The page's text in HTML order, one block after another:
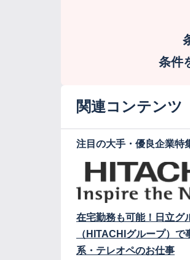
条件
関連コンテンツ
注目の大手・優良企業特
在宅勤務も可能！日立グ
（HITACHIグループ）で
系・テレオペのお仕事